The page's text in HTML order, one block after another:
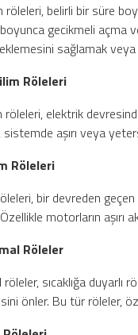
röleleri, belirli bir süre
boyunca gecikmeli açma
sağlamak
Röleleri
röleleri, elektrik
sistemde aşırı veya
Röleleri
bir devreden geçen
motorların aşırı
Röleler
sıcaklığa duyarlı
önler. Bu tür röleler,